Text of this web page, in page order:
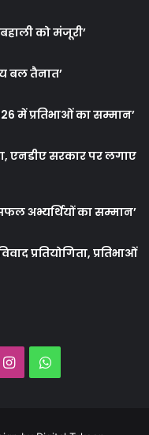
को मंजूरी’
बल तैनात’
में प्रतिभाओं का सम्मान’
एनडीए सरकार पर लगाए
अभ्यर्थियों का सम्मान’
प्रतियोगिता, प्रतिभाओं
InstagramWhatsApp